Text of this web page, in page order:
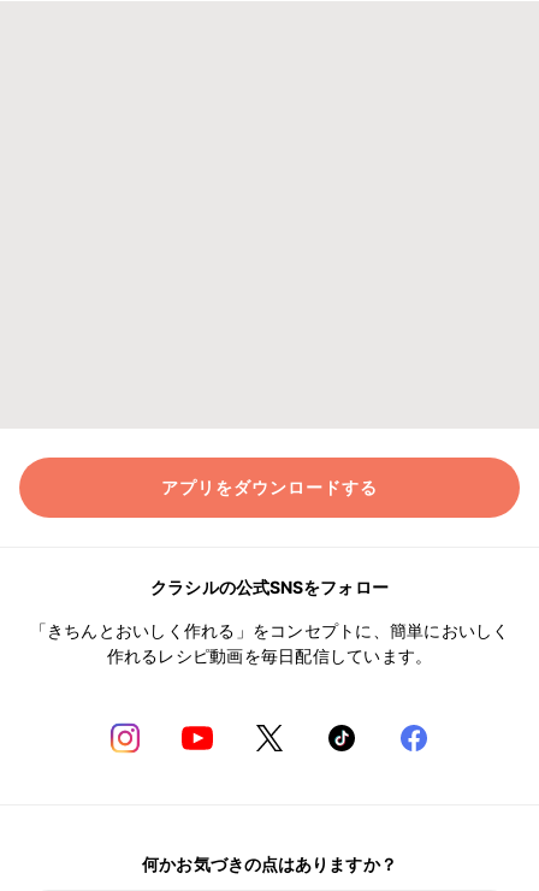
アプリをダウンロードする
クラシルの公式SNSをフォロー
「きちんとおいしく作れる」をコンセプトに、簡単においしく
作れるレシピ動画を毎日配信しています。
何かお気づきの点はありますか？